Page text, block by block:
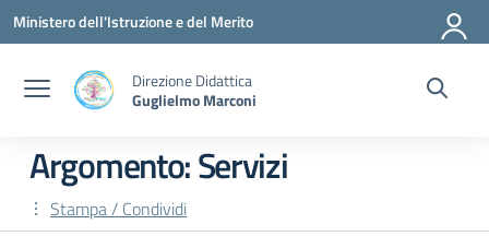
Vai ai contenuti
Vai al menu di navigazione
Vai al footer
Ministero dell'Istruzione e del Merito
Direzione Didattica
Guglielmo Marconi
Argomento: Servizi
Stampa / Condividi